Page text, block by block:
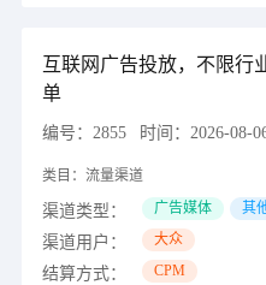
互联网广告投放，不限行
单
编号： 2855 时间： 2026-08-
类目： 流量渠道
渠道类型： 广告媒体 其
渠道用户： 大众
结算方式： CPM